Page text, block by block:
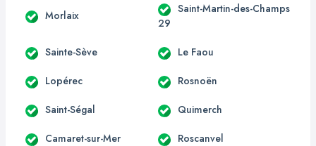
Morlaix
Saint-Martin-des-Champs
29
Sainte-Sève Le Faou
Lopérec Rosnoën
Saint-Ségal Quimerch
Camaret-sur-Mer Roscanvel